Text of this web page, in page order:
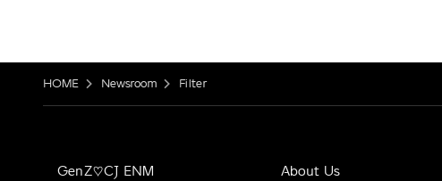
HOME Newsroom Filter
GenZ♡CJ ENM About Us